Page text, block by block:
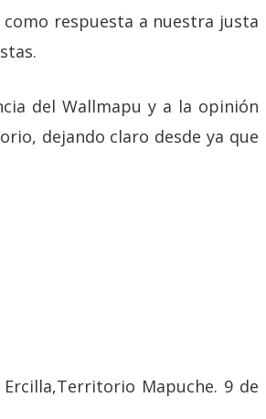
respuesta a nuestra justa
del Wallmapu y a la opinión
dejando claro desde ya que
Mapuche. 9 de